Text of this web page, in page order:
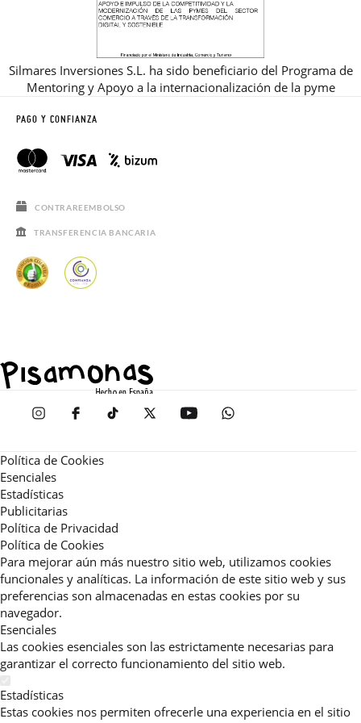
Silmares Inversiones S.L. ha sido beneficiario del Programa de
Mentoring y Apoyo a la internacionalización de la pyme
PAGO Y CONFIANZA
CONTRAREEMBOLSO
TRANSFERENCIA BANCARIA
Política de Cookies
Esenciales
Estadísticas
Publicitarias
Política de Privacidad
Política de Cookies
Para mejorar aún más nuestro sitio web, utilizamos cookies
funcionales y analíticas. La información de este sitio web y sus
preferencias son almacenadas en estas cookies por su
navegador.
Esenciales
Las cookies esenciales son las estrictamente necesarias para
garantizar el correcto funcionamiento del sitio web.
Estadísticas
Estas cookies nos permiten ofrecerle una experiencia en el sitio